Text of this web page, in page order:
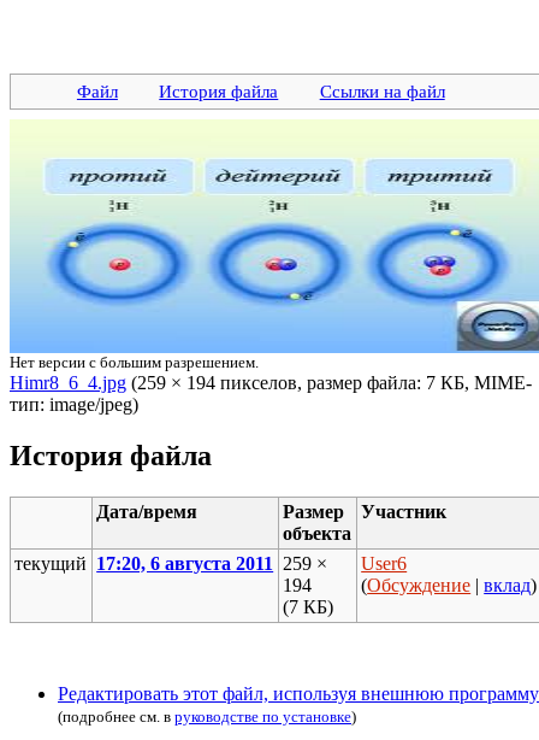
Файл История файла Ссылки на файл
Нет версии с большим разрешением.
Himr8_6_4.jpg ‎ (259 × 194 пикселов, размер файла: 7 КБ, MIME-
тип: image/jpeg)
История файла
Дата/время
Размер
объекта
Участник
текущий 17:20, 6 августа 2011
259 ×
194
(7 КБ)
User6
(Обсуждение |вклад)
Редактировать этот файл, используя внешнюю программу
(подробнее см. в руководстве по установке)